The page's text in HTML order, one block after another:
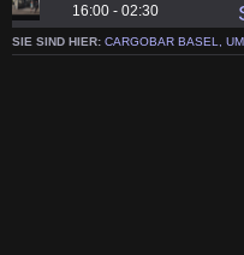
16:00 - 02:30
SIE SIND HIER: CARGOBAR BASEL,